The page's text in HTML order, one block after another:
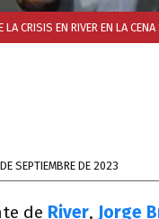
CRISIS EN RIVER EN LA
SEPTIEMBRE DE 2023
de River, Jorge